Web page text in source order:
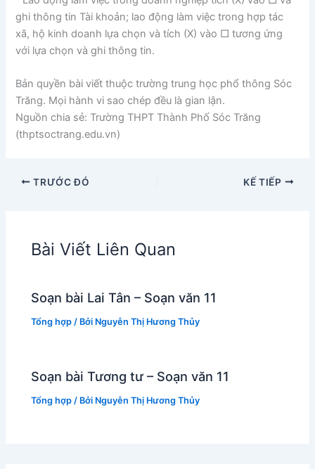
ghi thông tin Tài khoản; lao động làm việc trong hợp tác
xã, hộ kinh doanh lựa chọn và tích (X) vào □ tương ứng
với lựa chọn và ghi thông tin.
Bản quyền bài viết thuộc trường trung học phổ thông Sóc
Trăng. Mọi hành vi sao chép đều là gian lận.
Nguồn chia sẻ: Trường THPT Thành Phố Sóc Trăng
(thptsoctrang.edu.vn)
TRƯỚC ĐÓ KẾ TIẾP
Bài Viết Liên Quan
Soạn bài Lai Tân – Soạn văn 11
Tổng hợp / Bởi Nguyễn Thị Hương Thủy
Soạn bài Tương tư – Soạn văn 11
Tổng hợp / Bởi Nguyễn Thị Hương Thủy